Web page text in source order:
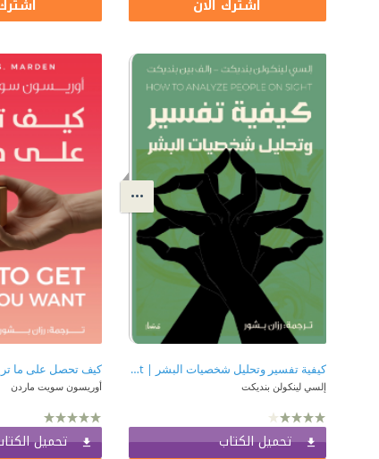
اشترك الآن
كيفية تفسير وتحليل شخصيات البشر | How To Analyze People On Sight
إلسي لينكولن بنديكت
تحميل الكتاب
أوريسون سويت ماردن
تحميل